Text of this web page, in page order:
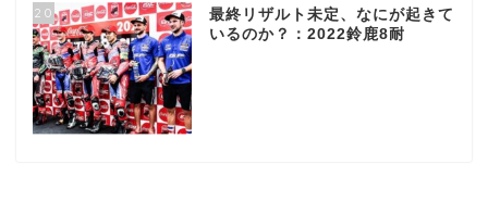
20
最終リザルト未定、なにが起きて
いるのか？：2022鈴鹿8耐